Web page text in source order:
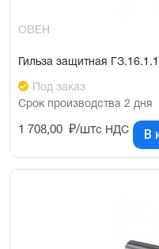
ОВЕН
Гильза защитная
Под заказ
Срок производства 2 дня
1 708,00 ₽/штс НДС В